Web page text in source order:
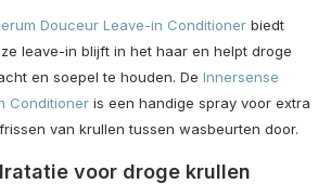
Douceur Leave-in Conditioner biedt
leave-in blijft in het haar en helpt droge
en soepel te houden. De Innersense
Conditioner is een handige spray voor extra
van krullen tussen wasbeurten door.
voor droge krullen